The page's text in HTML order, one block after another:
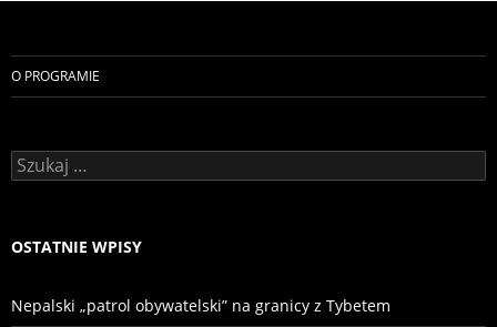
O PROGRAMIE
Szukaj:
OSTATNIE WPISY
Nepalski „patrol obywatelski” na granicy z Tybetem